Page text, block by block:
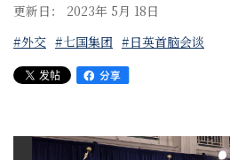
更新日： 2023年 5月 18日
#外交 #七国集团 #日英首脑会谈